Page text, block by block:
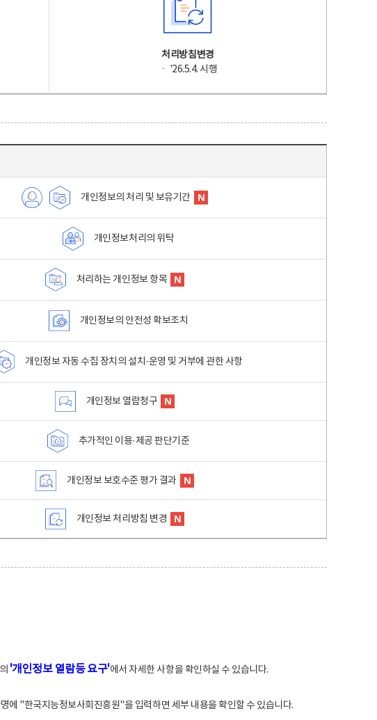
처리방침변경
ㆍ '26.5.4. 시행
개인정보의 처리 및 보유기간
개인정보처리의 위탁
처리하는 개인정보 항목
개인정보의 안전성 확보조치
개인정보 자동 수집 장치의 설치·운영 및 거부에 관한 사항
개인정보 열람청구
추가적인 이용·제공 판단기준
개인정보 보호수준 평가 결과
개인정보 처리방침 변경
'개인정보 열람등 요구'에서 자세한 사항을 확인하실 수 있습니다.
"한국지능정보사회진흥원"을 입력하면 세부 내용을 확인할 수 있습니다.